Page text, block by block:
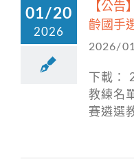
01/20
2026
【公告
齡國手
2026/
下載：
教練名
賽遴選